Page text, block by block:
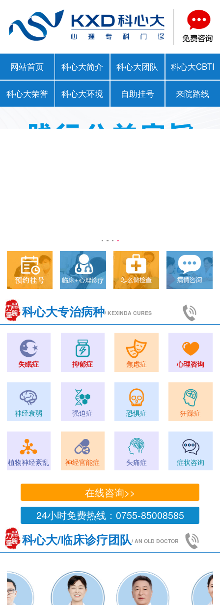
网站首页 科心大简介 科心大团队 科心大CBTI
科心大荣誉 科心大环境 自助挂号 来院路线
科心大专治病种/ KEXINDA CURES
失眠症 抑郁症 焦虑症 心理咨询
神经衰弱 强迫症 恐惧症 狂躁症
植物神经紊乱 神经官能症 头痛症 症状咨询
在线咨询>>
24小时免费热线：0755-85008585
科心大/临床诊疗团队/ AN OLD DOCTOR